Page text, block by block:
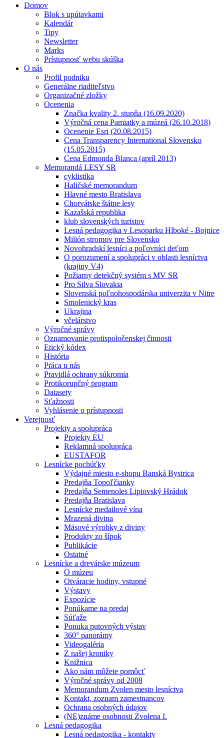
Domov
Blok s upútavkami
Kalendár
Tipy
Newsletter
Marks
Prístupnosť webu skúška
O nás
Profil podniku
Generálne riaditeľstvo
Organizačné zložky
Ocenenia
Značka kvality 2. stupňa (16.09.2020)
Výročná cena Pamiatky a múzeá (26.10.2018)
Ocenenie Esri (20.08.2015)
Cena Transparency International Slovensko
(15.05.2015)
Cena Edmonda Blanca (apríl 2013)
Memorandá LESY SR
cyklistika
Haličské memorandum
Hlavné mesto Bratislava
Chorvátske štátne lesy
Kazašská republika
klub slovenských turistov
Lesná pedagogika v Lesoparku Hlboké - Bojnice
Milión stromov pre Slovensko
Novohradskí lesníci a poľovníci deťom
O porozumení a spolupráci v oblasti lesníctva
(krajiny V4)
Požiarny detekčný systém s MV SR
Pro Silva Slovakia
Slovenská poľnohospodárska univerzita v Nitre
Smolenický kras
Ukrajina
včelárstvo
Výročné správy
Oznamovanie protispoločenskej činnosti
Etický kódex
História
Práca u nás
Pravidlá ochrany súkromia
Protikorupčný program
Datasety
Sťažnosti
Vyhlásenie o prístupnosti
Verejnosť
Projekty a spolupráca
Projekty EU
Reklamná spolupráca
EUSTAFOR
Lesnícke pochúťky
Výdajné miesto e-shopu Banská Bystrica
Predajňa Topoľčianky
Predajňa Semenoles Liptovský Hrádok
Predajňa Bratislava
Lesnícke medailové vína
Mrazená divina
Mäsové výrobky z diviny
Produkty zo šípok
Publikácie
Ostatné
Lesnícke a drevárske múzeum
O múzeu
Otváracie hodiny, vstupné
Výstavy
Expozície
Ponúkame na predaj
Súťaže
Ponuka putovných výstav
360° panorámy
Videogaléria
Z našej kroniky
Knižnica
Ako nám môžete pomôcť
Výročné správy od 2008
Memorandum Zvolen mesto lesníctva
Kontakt, zoznam zamestnancov
Ochrana osobných údajov
(NE)známe osobnosti Zvolena I.
Lesná pedagogika
Lesná pedagogika - kontakty